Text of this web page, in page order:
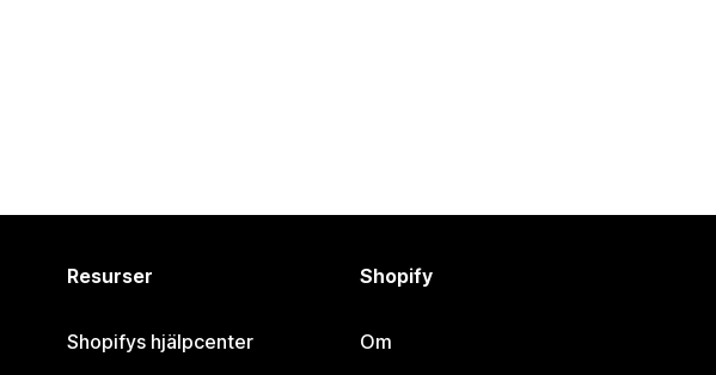
Resurser
Shopifys hjälpcenter
Shopify
Om